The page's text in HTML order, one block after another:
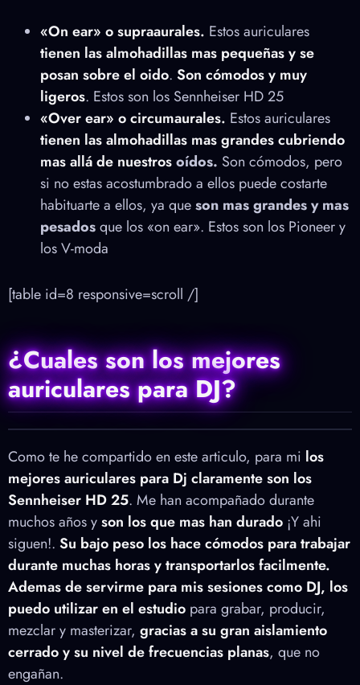
«On ear» o supraaurales. Estos auriculares
tienen las almohadillas mas pequeñas y se
posan sobre el oido. Son cómodos y muy
ligeros. Estos son los Sennheiser HD 25
«Over ear» o circumaurales. Estos auriculares
tienen las almohadillas mas grandes cubriendo
mas allá de nuestrosoídos. Son cómodos, pero
si no estas acostumbrado a ellos puede costarte
habituarte a ellos, ya queson mas grandes y mas
pesadosque los «on ear». Estos son los Pioneer y
los V-moda
[table id=8 responsive=scroll /]
¿Cuales son los mejores
auriculares para DJ?
Como te he compartido en este articulo, para mi los
mejores auriculares para Dj claramente son los
Sennheiser HD 25. Me han acompañado durante
muchos años yson los que mas han durado ¡Y ahi
siguen!. Su bajo peso los hace cómodos para trabajar
durante muchas horas y transportarlos facilmente.
Ademas de servirme para mis sesiones como DJ, los
puedo utilizar en el estudio para grabar, producir,
mezclar y masterizar, gracias a su gran aislamiento
cerrado y su nivel de frecuencias planas, que no
engañan.